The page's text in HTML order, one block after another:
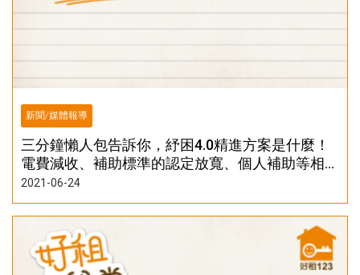
新聞/媒體報導
三分鐘懶人包告訴你，紓困4.0精進方案是什麼！
電費減收、補助標準的認定放寬、個人補助等相關
資訊
2021-06-24